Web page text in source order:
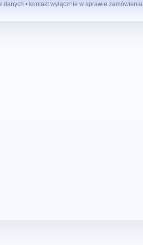
danych • kontakt wyłącznie w sprawie zamówienia